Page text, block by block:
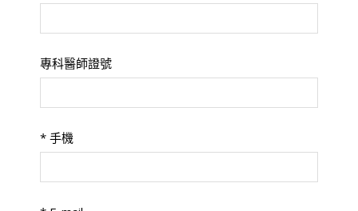
專科醫師證號
* 手機